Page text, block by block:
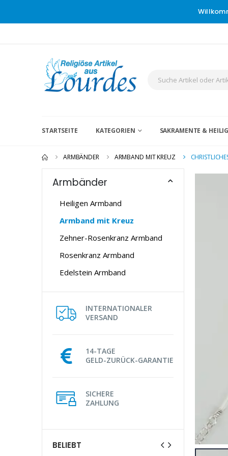
STARTSEITE KATEGORIEN SAKRAMENTE &
ARMBÄNDER ARMBAND MIT KREUZ
Armbänder
Heiligen Armband
Armband mit Kreuz
Zehner-Rosenkranz Armband
Rosenkranz Armband
Edelstein Armband
INTERNATIONALER
VERSAND
14-TAGE
GELD-ZURÜCK-GARANTIE
SICHERE
ZAHLUNG
BELIEBT